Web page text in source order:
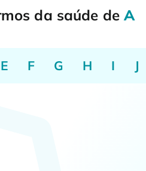
da saúde deA
E F G H I J